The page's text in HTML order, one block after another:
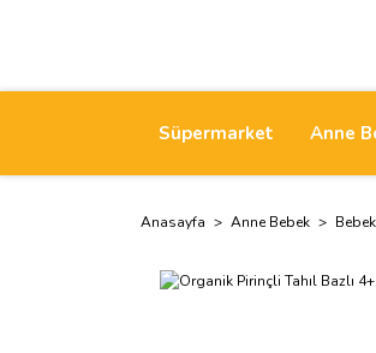
Süpermarket Anne
Anasayfa Anne Bebek